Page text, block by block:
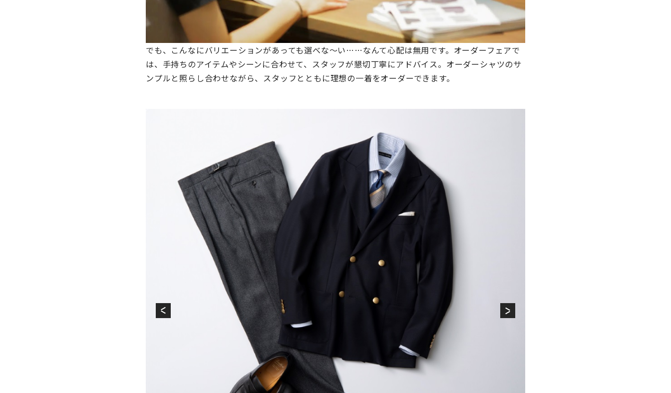
でも、こんなにバリエーションがあっても選べな～い……なんて心配は無用です。オーダーフェアで
は、手持ちのアイテムやシーンに合わせて、スタッフが懇切丁寧にアドバイス。オーダーシャツのサ
ンプルと照らし合わせながら、スタッフとともに理想の一着をオーダーできます。